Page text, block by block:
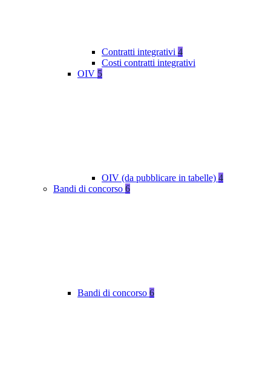
Contratti integrativi 4
Costi contratti integrativi
OIV 5
OIV (da pubblicare in tabelle) 4
Bandi di concorso 6
Bandi di concorso 6